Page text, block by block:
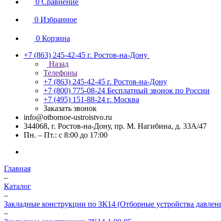
0 Сравнение
0 Избранное
0 Корзина
+7 (863) 245-42-45 г. Ростов-на-Дону
Назад
Телефоны
+7 (863) 245-42-45 г. Ростов-на-Дону
+7 (800) 775-08-24 Бесплатный звонок по России
+7 (495) 151-88-24 г. Москва
Заказать звонок
info@otbornoe-ustroistvo.ru
344068, г. Ростов-на-Дону, пр. М. Нагибина, д. 33А/47
Пн. – Пт.: с 8:00 до 17:00
Главная
–
Каталог
–
Закладные конструкции по ЗК14 (Отборные устройства
–